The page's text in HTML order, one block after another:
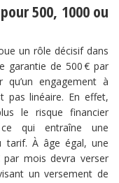
500, 1000 ou
un rôle décisif dans
garantie de 500 € par
engagement à
pas linéaire. En effet,
le risque financier
ce qui entraîne une
tarif. À âge égal, une
par mois devra verser
un versement de